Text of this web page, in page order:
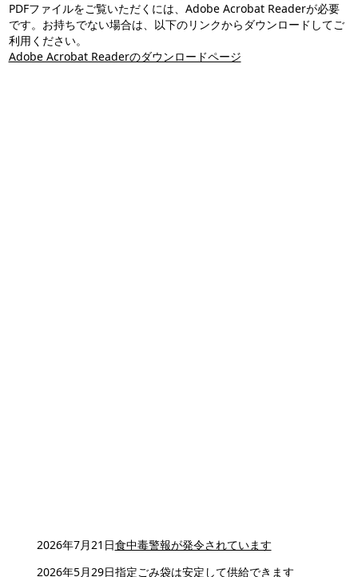
PDFファイルをご覧いただくには、Adobe Acrobat Readerが必要
です。お持ちでない場合は、以下のリンクからダウンロードしてご
利用ください。
Adobe Acrobat Readerのダウンロードページ
2026年7月21日食中毒警報が発令されています
2026年5月29日指定ごみ袋は安定して供給できます